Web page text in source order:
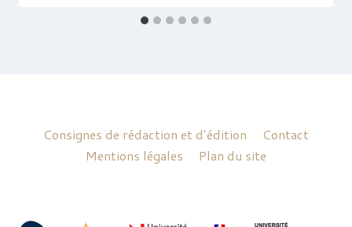
Consignes de rédaction et d’édition
Contact
Mentions légales
Plan du site